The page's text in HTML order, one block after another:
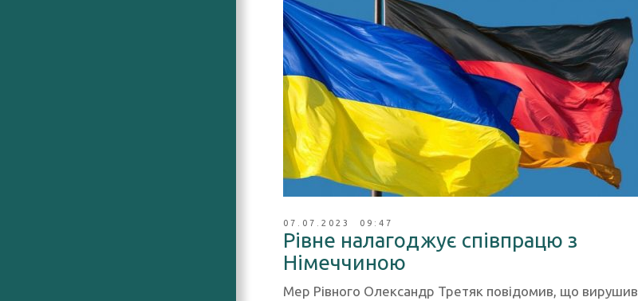
07.07.2023 09:47
Рівне налагоджує співпрацю з
Німеччиною
Мер Рівного Олександр Третяк повідомив, що вирушив